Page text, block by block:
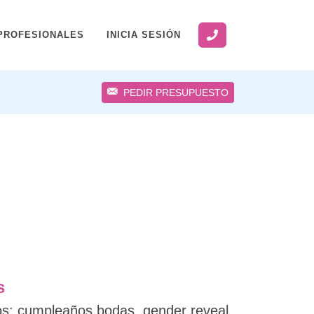
INICIA SESIÓN
PEDIR PRESUPUESTO
cumpleaños,bodas, gender reveal,